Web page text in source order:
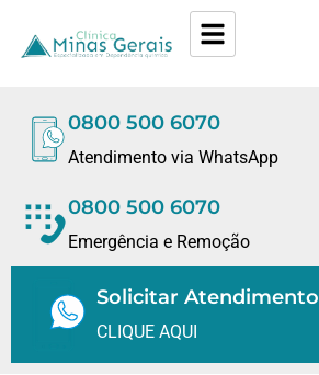
0800 500 6070
Atendimento via WhatsApp
0800 500 6070
Emergência e Remoção
Solicitar Atendimento
CLIQUE AQUI